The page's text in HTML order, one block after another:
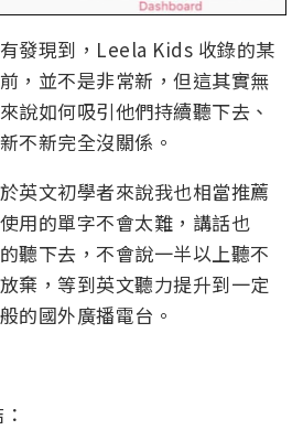
發現到，Leela Kids 收錄的某
，並不是非常新，但這其實無
說如何吸引他們持續聽下去、
不新完全沒關係。
英文初學者來說我也相當推薦
用的單字不會太難，講話也
聽下去，不會說一半以上聽不
棄，等到英文聽力提升到一定
的國外廣播電台。